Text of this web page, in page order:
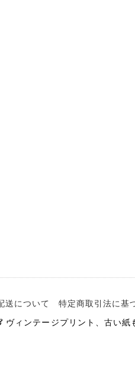
送について 特定商取引法に基
ィンテージプリント、古い